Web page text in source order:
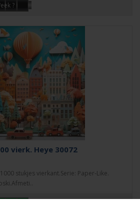
?
vierk. Heye 30072
stukjes vierkant.Serie: Paper-Like.